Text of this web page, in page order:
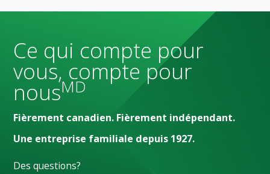
Ce qui compte pour
vous, compte pour
nousMD
Fièrement canadien. Fièrement indépendant.
Une entreprise familiale depuis 1927.
Des questions?